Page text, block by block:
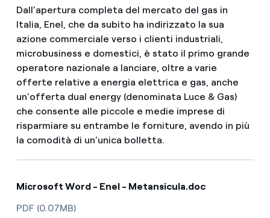
Dall’apertura completa del mercato del gas in
Italia, Enel, che da subito ha indirizzato la sua
azione commerciale verso i clienti industriali,
microbusiness e domestici, è stato il primo grande
operatore nazionale a lanciare, oltre a varie
offerte relative a energia elettrica e gas, anche
un’offerta dual energy (denominata Luce & Gas)
che consente alle piccole e medie imprese di
risparmiare su entrambe le forniture, avendo in più
la comodità di un’unica bolletta.
Microsoft Word - Enel - Metansicula.doc
PDF (0.07MB)